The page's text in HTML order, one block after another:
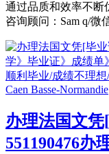
通过品质和效率不断
咨询顾问：Sam q/微
办理法国文
551190476办